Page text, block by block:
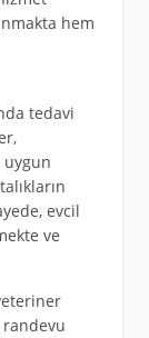
hem
tedavi
uygun
evcil
ve